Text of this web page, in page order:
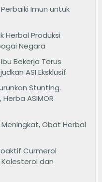
Imun untuk
Herbal Produksi
Negara
Bekerja Terus
ASI Eksklusif
Stunting.
ASIMOR
Obat Herbal
Curmerol
dan